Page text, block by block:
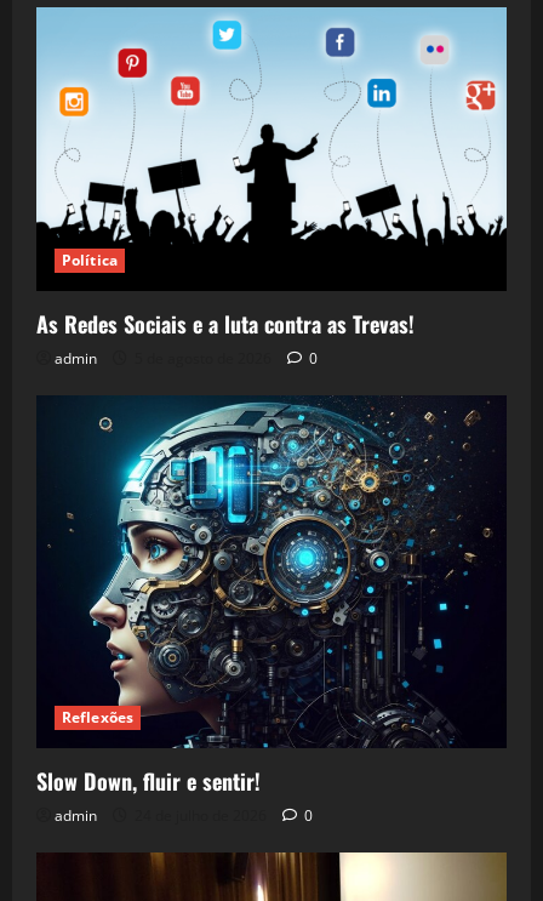
Política
As Redes Sociais e a luta contra as Trevas!
admin 0
Reflexões
Slow Down, fluir e sentir!
admin 0